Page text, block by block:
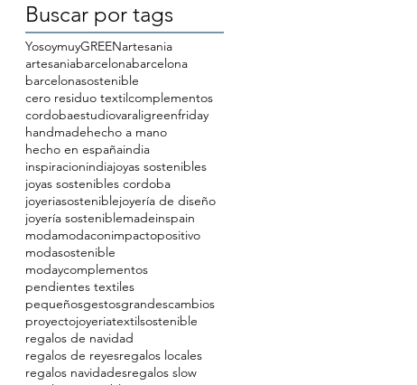
Buscar por tags
YosoymuyGREENartesania
artesaniabarcelonabarcelona
barcelonasostenible
cero residuo textilcomplementos
cordobaestudiovaraligreenfriday
handmadehecho a mano
hecho en españaindia
inspiracionindiajoyas sostenibles
joyas sostenibles cordoba
joyeriasosteniblejoyería de diseño
joyería sosteniblemadeinspain
modamodaconimpactopositivo
modasostenible
modaycomplementos
pendientes textiles
pequeñosgestosgrandescambios
proyectojoyeriatextilsostenible
regalos de navidad
regalos de reyesregalos locales
regalos navidadesregalos slow